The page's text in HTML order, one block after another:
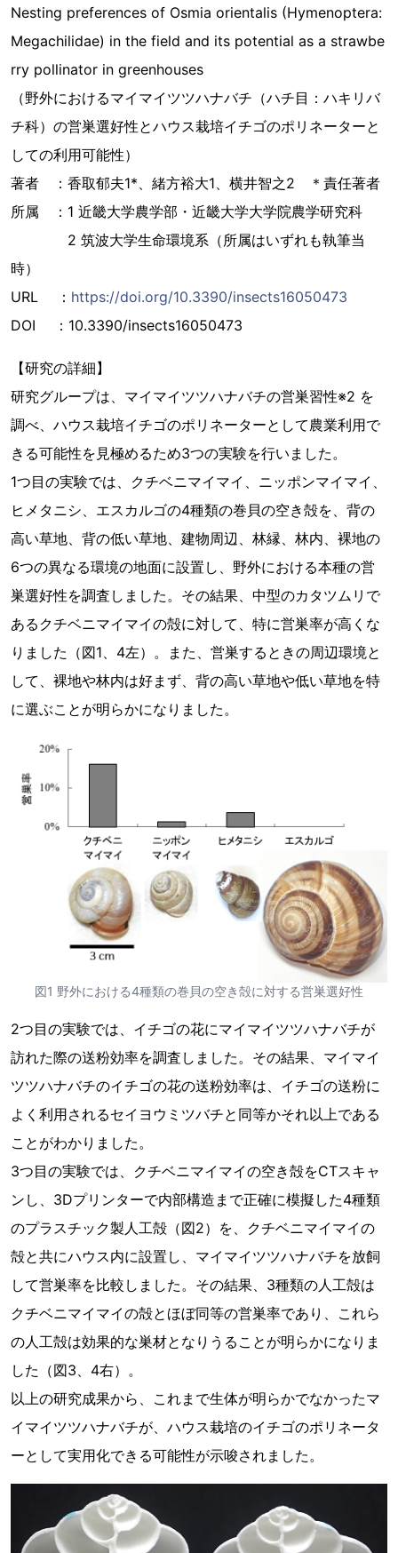
Nesting preferences of Osmia orientalis (Hymenoptera:
Megachilidae) in the field and its potential as a strawbe
rry pollinator in greenhouses
（野外におけるマイマイツツハナバチ（ハチ目：ハキリバ
チ科）の営巣選好性とハウス栽培イチゴのポリネーターと
しての利用可能性）
著者 ：香取郁夫1*、緒方裕大1、横井智之2 ＊責任著者
所属 ：1 近畿大学農学部・近畿大学大学院農学研究科
2 筑波大学生命環境系（所属はいずれも執筆当
時）
URL ： https://doi.org/10.3390/insects16050473
DOI ：10.3390/insects16050473
【研究の詳細】
研究グループは、マイマイツツハナバチの営巣習性※2 を
調べ、ハウス栽培イチゴのポリネーターとして農業利用で
きる可能性を見極めるため3つの実験を行いました。
1つ目の実験では、クチベニマイマイ、ニッポンマイマイ、
ヒメタニシ、エスカルゴの4種類の巻貝の空き殻を、背の
高い草地、背の低い草地、建物周辺、林縁、林内、裸地の
6つの異なる環境の地面に設置し、野外における本種の営
巣選好性を調査しました。その結果、中型のカタツムリで
あるクチベニマイマイの殻に対して、特に営巣率が高くな
りました（図1、4左）。また、営巣するときの周辺環境と
して、裸地や林内は好まず、背の高い草地や低い草地を特
に選ぶことが明らかになりました。
図1 野外における4種類の巻貝の空き殻に対する営巣選好性
2つ目の実験では、イチゴの花にマイマイツツハナバチが
訪れた際の送粉効率を調査しました。その結果、マイマイ
ツツハナバチのイチゴの花の送粉効率は、イチゴの送粉に
よく利用されるセイヨウミツバチと同等かそれ以上である
ことがわかりました。
3つ目の実験では、クチベニマイマイの空き殻をCTスキャ
ンし、3Dプリンターで内部構造まで正確に模擬した4種類
のプラスチック製人工殻（図2）を、クチベニマイマイの
殻と共にハウス内に設置し、マイマイツツハナバチを放飼
して営巣率を比較しました。その結果、3種類の人工殻は
クチベニマイマイの殻とほぼ同等の営巣率であり、これら
の人工殻は効果的な巣材となりうることが明らかになりま
した（図3、4右）。
以上の研究成果から、これまで生体が明らかでなかったマ
イマイツツハナバチが、ハウス栽培のイチゴのポリネータ
ーとして実用化できる可能性が示唆されました。